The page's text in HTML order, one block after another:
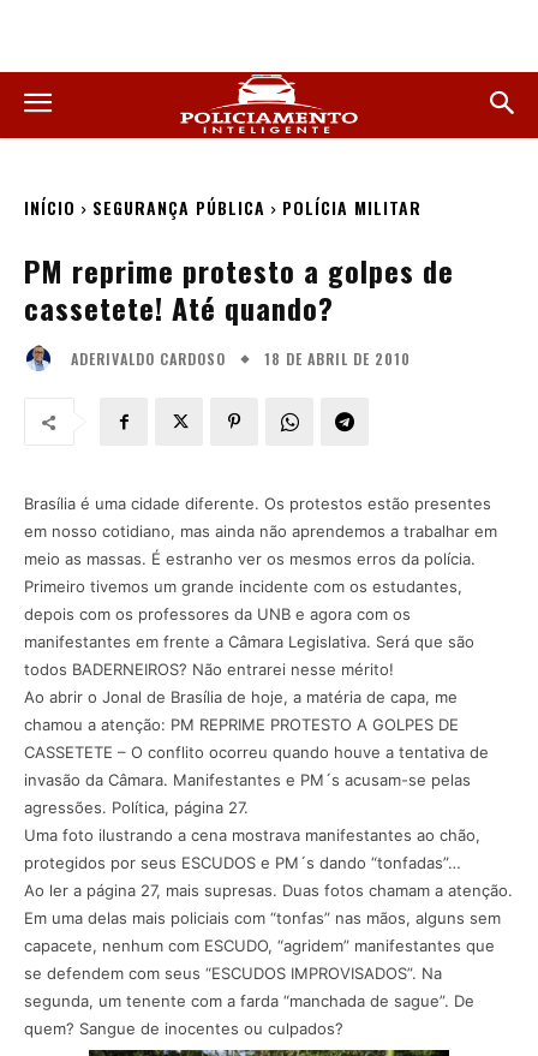
INÍCIO SEGURANÇA PÚBLICA POLÍCIA MILITAR
PM reprime protesto a golpes de
cassetete! Até quando?
ADERIVALDO CARDOSO 18 DE ABRIL DE 2010
Brasília é uma cidade diferente. Os protestos estão presentes
em nosso cotidiano, mas ainda não aprendemos a trabalhar em
meio as massas. É estranho ver os mesmos erros da polícia.
Primeiro tivemos um grande incidente com os estudantes,
depois com os professores da UNB e agora com os
manifestantes em frente a Câmara Legislativa. Será que são
todos BADERNEIROS? Não entrarei nesse mérito!
Ao abrir o Jonal de Brasília de hoje, a matéria de capa, me
chamou a atenção: PM REPRIME PROTESTO A GOLPES DE
CASSETETE – O conflito ocorreu quando houve a tentativa de
invasão da Câmara. Manifestantes e PM´s acusam-se pelas
agressões. Política, página 27.
Uma foto ilustrando a cena mostrava manifestantes ao chão,
protegidos por seus ESCUDOS e PM´s dando “tonfadas”…
Ao ler a página 27, mais supresas. Duas fotos chamam a atenção.
Em uma delas mais policiais com “tonfas” nas mãos, alguns sem
capacete, nenhum com ESCUDO, “agridem” manifestantes que
se defendem com seus “ESCUDOS IMPROVISADOS”. Na
segunda, um tenente com a farda “manchada de sague”. De
quem? Sangue de inocentes ou culpados?